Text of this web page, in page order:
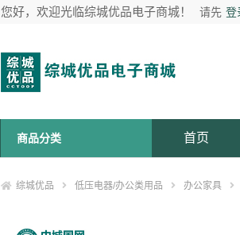
您好，欢迎光临综城优品电子商城！ 请先 登
商品分类 首页
综城优品 低压电器/办公类用品 办公家具